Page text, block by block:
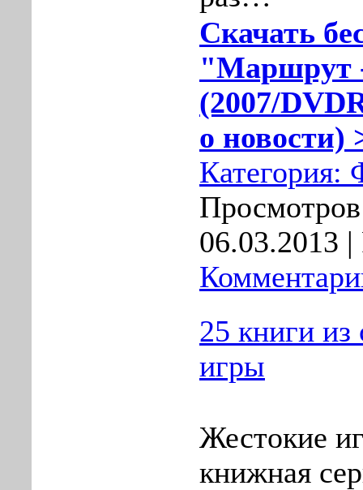
Скачать
"Маршрут
(2007/
о новости)
Категория:
06.03.2013 |
25 книги
игры
Жестокие
книжная